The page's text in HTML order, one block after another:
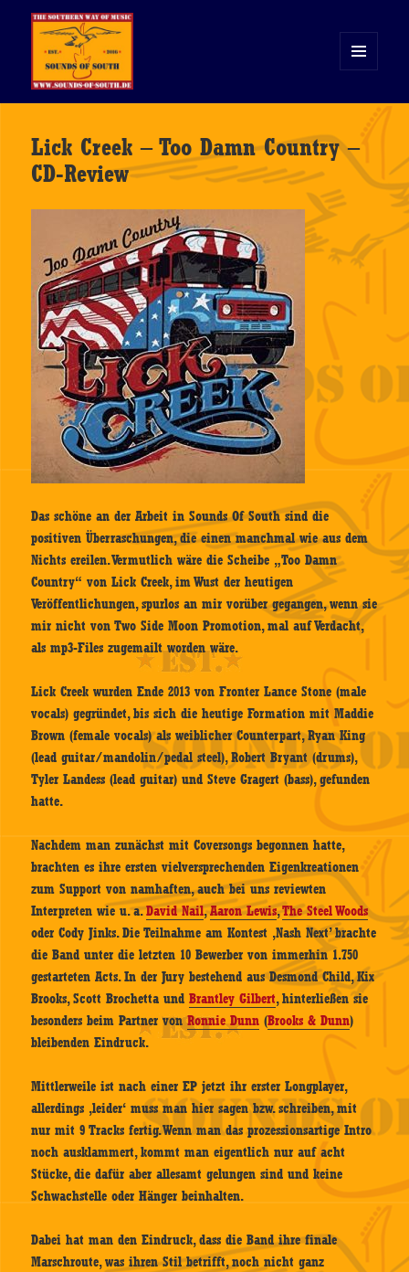
WIDGETS
Lick Creek – Too Damn Country –
CD-Review
Das schöne an der Arbeit in Sounds Of South sind die
positiven Überraschungen, die einen manchmal wie aus dem
Nichts ereilen. Vermutlich wäre die Scheibe „Too Damn
Country“ von Lick Creek, im Wust der heutigen
Veröffentlichungen, spurlos an mir vorüber gegangen, wenn sie
mir nicht von Two Side Moon Promotion, mal auf Verdacht,
als mp3-Files zugemailt worden wäre.
Lick Creek wurden Ende 2013 von Fronter Lance Stone (male
vocals) gegründet, bis sich die heutige Formation mit Maddie
Brown (female vocals) als weiblicher Counterpart, Ryan King
(lead guitar/mandolin/pedal steel), Robert Bryant (drums),
Tyler Landess (lead guitar) und Steve Gragert (bass), gefunden
hatte.
Nachdem man zunächst mit Coversongs begonnen hatte,
brachten es ihre ersten vielversprechenden Eigenkreationen
zum Support von namhaften, auch bei uns reviewten
Interpreten wie u. a.David Nail,Aaron Lewis,The Steel Woods
oder Cody Jinks. Die Teilnahme am Kontest ‚Nash Next’ brachte
die Band unter die letzten 10 Bewerber von immerhin 1.750
gestarteten Acts. In der Jury bestehend aus Desmond Child, Kix
Brooks, Scott Brochetta undBrantley Gilbert, hinterließen sie
besonders beim Partner vonRonnie Dunn (Brooks & Dunn)
bleibenden Eindruck.
Mittlerweile ist nach einer EP jetzt ihr erster Longplayer,
allerdings ‚leider‘ muss man hier sagen bzw. schreiben, mit
nur mit 9 Tracks fertig. Wenn man das prozessionsartige Intro
noch ausklammert, kommt man eigentlich nur auf acht
Stücke, die dafür aber allesamt gelungen sind und keine
Schwachstelle oder Hänger beinhalten.
Dabei hat man den Eindruck, dass die Band ihre finale
Marschroute, was ihren Stil betrifft, noch nicht ganz